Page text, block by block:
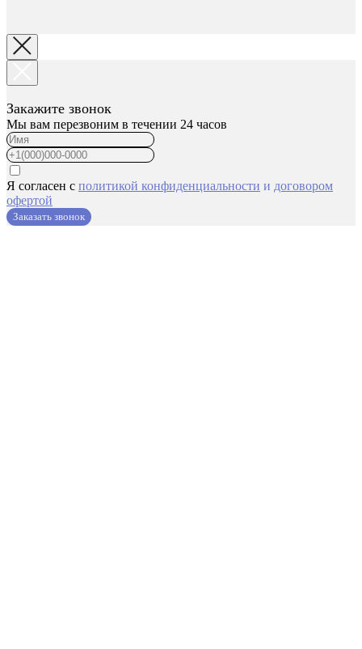
Закажите звонок
Мы вам перезвоним в течении 24 часов
Я согласен с политикой конфиденциальности и договором
офертой
Заказать звонок